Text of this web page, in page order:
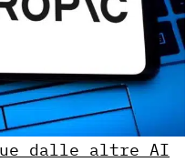
dalle altre AI